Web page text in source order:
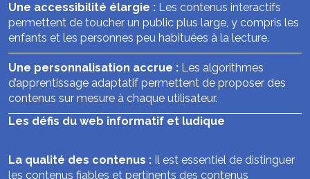
Une accessibilité élargie : Les contenus interactifs
permettent de toucher un public plus large, y compris les
enfants et les personnes peu habituées à la lecture.
Une personnalisation accrue : Les algorithmes
d’apprentissage adaptatif permettent de proposer des
contenus sur mesure à chaque utilisateur.
Les défis du web informatif et ludique
La qualité des contenus : Il est essentiel de distinguer
les contenus fiables et pertinents des contenus